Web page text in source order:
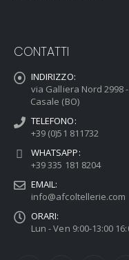
CONTATTI
INDIRIZZO:
via Galliera Nord 2998
Casale (BO)
TELEFONO:
+39 (0)51 811732
WHATSAPP:
+39 335 181 8204
EMAIL:
info@afcoltellerie.com
ORARI:
Lun - Ven 9:00-13:00